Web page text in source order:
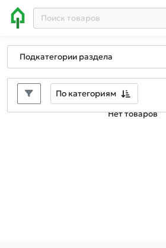
Подкатегории раздела
По категориям
Нет товаров